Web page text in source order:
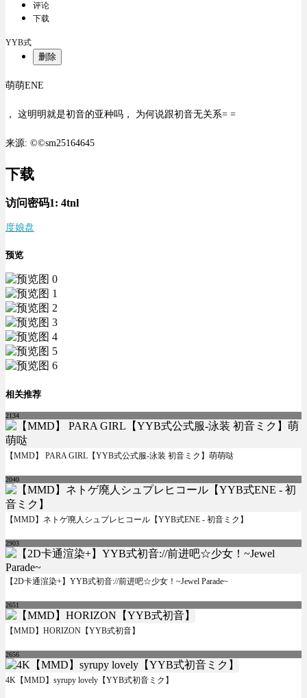
评论
下载
YYB式
删除
萌萌ENE
， 这明明就是初音的亚种吗， 为何说跟初音无关系= =
来源: ©©sm25164645
下载
访问密码1: 4tnl
度娘盘
预览
相关推荐
2134
【MMD】 PARA GIRL【YYB式公式服-泳装 初音ミク】萌萌哒
2040
【MMD】ネトゲ廃人シュプレヒコール【YYB式ENE - 初音ミク】
2903
【2D卡通渲染+】YYB式初音://前进吧☆少女！~Jewel Parade~
2651
【MMD】HORIZON【YYB式初音】
2656
4K【MMD】syrupy lovely【YYB式初音ミク】